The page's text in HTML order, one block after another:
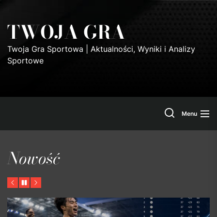
the
content
TWOJA GRA
Twoja Gra Sportowa | Aktualności, Wyniki i Analizy
Sportowe
SearchMenu
Nowość
Previous
PauseNext